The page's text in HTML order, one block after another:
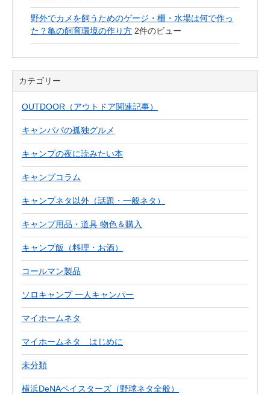
野外でカメを飼うためのゲージ・柵・水場は何で作っ
た？亀の飼育環境の作り方 2件のビュー
カテゴリー
OUTDOOR（アウトドア関連記事）
キャンパパの孤独グルメ
キャンプの夜に読みたい本
キャンプコラム
キャンプネタ以外（話題・一般ネタ）
キャンプ用品・道具 物色＆購入
キャンプ飯（料理・お酒）
コールマン製品
ソロキャンプ 一人キャンパー
マイホームネタ
マイホームネタ はじめに
未分類
横浜DeNAベイスターズ（野球ネタ全般）